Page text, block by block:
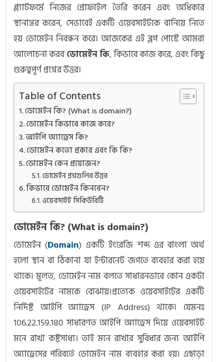
প্ল্যাটফর্মে নিজের প্রোফাইল তৈরি করেন এবং অধিকার
স্থানান্তর করেন, সেভাবেই একটি ওয়েবসাইটকে বানিয়ে নিতে
হয় ডোমেইন নিবন্ধন করে। আজকের এই ব্লগ পোস্টে আমরা
আলোচনা করবডোমেইন কি, কিভাবে কাজ করে, এবং কিছু
গুরুত্বপূর্ণ প্রশ্নের উত্তর।
Table of Contents
ডোমেইন কি? (What is domain?)
ডোমেইন কিভাবে কাজ করে?
আইপি অ্যাড্রেস কি?
ডোমেইন কতো প্রকার এবং কি কি?
ডোমেইন কেন প্রয়োজন?
ডোমেইন প্রশ্নগুলির উত্তর
কিভাবে ডোমেইন কিনবেন?
ওয়েবসাইট সিকিউরিটি
ডোমেইন কি? (What is domain?)
ডোমেইন (Domain) একটি ইংরেজি শব্দ এর বাংলা অর্থ
হলো স্থান বা ঠিকানা যা ইন্টারনেট জগতে ব্যবহার করা হয়ে
থাকে। মূলত, ডোমেইন নাম বলতে সাধারনভাবে কোন একটা
ওয়েবসাইটের নামকে বোঝায়।প্রত্যেক ওয়েবসাইটের একটি
নির্দিষ্ট আইপি অ্যাড্রেস (IP Address) থাকে। যেমনঃ
106.22.159.180 সাধারণত আইপি অ্যাড্রেস দিয়ে ওয়েবসাইট
মনে রাখা কষ্টসাধ্য। তাই মনে রাখার সুবিধার জন্য আইপি
অ্যাড্রেসের পরিবর্তে ডোমেইন নাম ব্যবহার করা হয়। এছাড়া